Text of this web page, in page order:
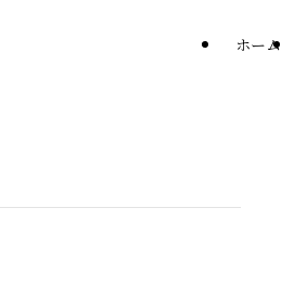
ホーム